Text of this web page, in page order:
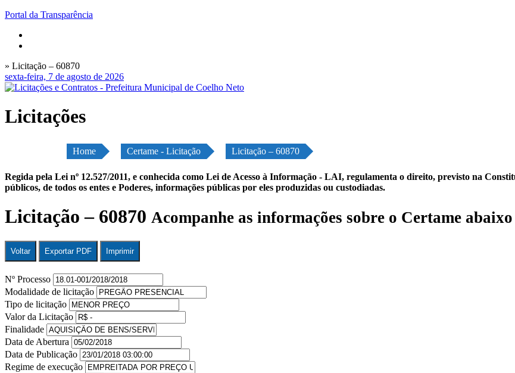
Portal da Transparência
» Licitação – 60870
sexta-feira, 7 de agosto de 2026
Licitações
Home Certame - Licitação Licitação – 60870
Regida pela Lei nº 12.527/2011, e conhecida como Lei de Acesso à Informação - LAI, regulamenta o direito, previsto na
públicos, de todos os entes e Poderes, informações públicas por eles produzidas ou custodiadas.
Licitação – 60870 Acompanhe as informações sobre o Certame abaixo
Voltar Exportar PDF Imprimir
Nº Processo
Modalidade de licitação
Tipo de licitação
Valor da Licitação
Finalidade
Data de Abertura
Data de Publicação
Regime de execução